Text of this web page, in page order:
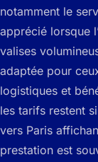
notamment le
apprécié lorsque
valises
adaptée pour
logistiques et
les tarifs restent
vers Paris
prestation est